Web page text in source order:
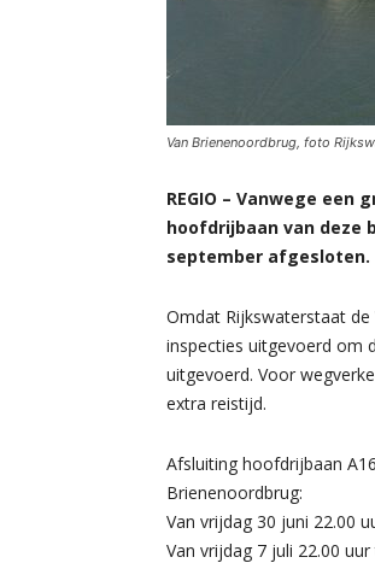
Van Brienenoordbrug, foto
REGIO – Vanwege
hoofdrijbaan van deze
september afgesloten.
Omdat Rijkswaterstaat
inspecties uitgevoerd om
uitgevoerd. Voor
extra reistijd.
Afsluiting hoofdrijbaan
Brienenoordbrug:
Van vrijdag 30 juni 22.00
Van vrijdag 7 juli 22.00